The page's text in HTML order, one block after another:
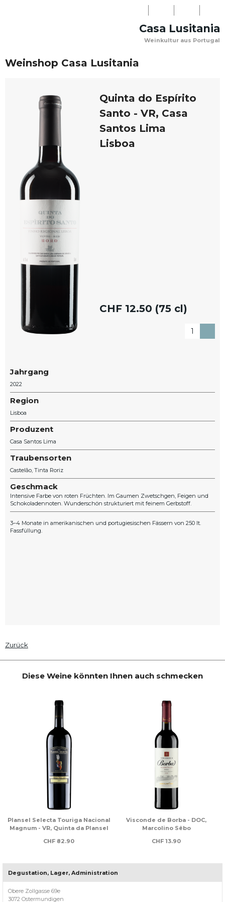
Casa Lusitania
Weinkultur aus Portugal
(0)
BERATUNG:
(0)31
Weinshop Casa Lusitania
Quinta do Espírito
Santo - VR, Casa
Santos Lima
Lisboa
CHF 12.50 (75 cl)
Jahrgang
2022
Region
Lisboa
Produzent
Casa Santos Lima
Traubensorten
Castelão Tinta Roriz
Geschmack
Intensive Farbe von roten Früchten. Im Gaumen Zwetschgen, Feigen und
Schokoladennoten. Wunderschön strukturiert mit feinem Gerbstoff.
3–4 Monate in amerikanischen und portugiesischen Fässern von 250 lt.
Fassfüllung.
Zurück
Diese Weine könnten Ihnen auch schmecken
Plansel Selecta Touriga Nacional
Magnum - VR, Quinta da Plansel
CHF 82.90
Visconde de Borba - DOC,
Marcolino Sêbo
CHF 13.90
Über
Casa
Lusitania
Degustation, Lager, Administration
Obere Zollgasse 69e
3072 Ostermundigen